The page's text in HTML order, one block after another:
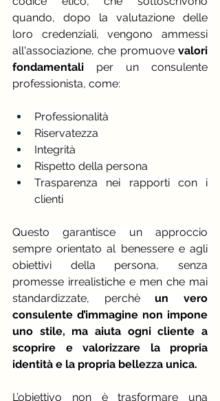
quando, dopo la valutazione delle
loro credenziali, vengono ammessi
all'associazione, che promuove valori
fondamentali per un consulente
professionista, come:
Professionalità
Riservatezza
Integrità
Rispetto della persona
Trasparenza nei rapporti con i
clienti
Questo garantisce un approccio
sempre orientato al benessere e agli
obiettivi della persona, senza
promesse irrealistiche e men che mai
standardizzate, perchè un vero
consulente d’immagine non impone
uno stile, ma aiuta ogni cliente a
scoprire e valorizzare la propria
identità e la propria bellezza unica.
L’obiettivo non è trasformare una